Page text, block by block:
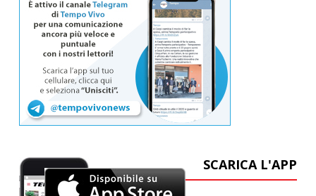
SCARICA L'APP